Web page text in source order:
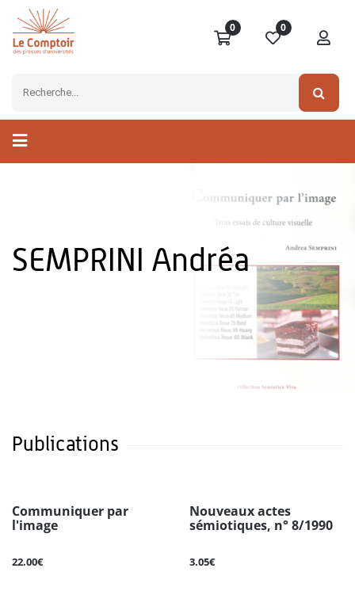
0 0
SEMPRINI Andréa
Publications
Communiquer par
l'image
22.00€
Nouveaux actes
sémiotiques, n° 8/1990
3.05€